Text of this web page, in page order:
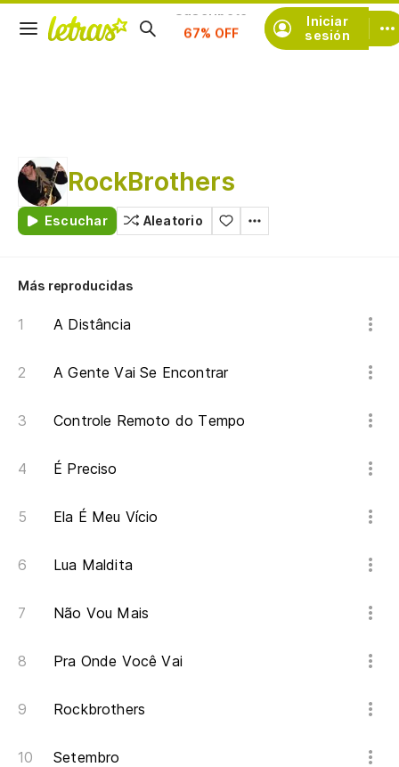
Iniciar
sesión
Suscríbete
RockBrothers
Escuchar Aleatorio
Más reproducidas
A Distância
A Gente Vai Se Encontrar
Controle Remoto do Tempo
É Preciso
Ela É Meu Vício
Lua Maldita
Não Vou Mais
Pra Onde Você Vai
Rockbrothers
Setembro